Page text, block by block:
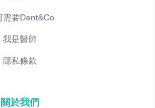
需要Dent&Co
我是醫師
隱私條款
關於我們